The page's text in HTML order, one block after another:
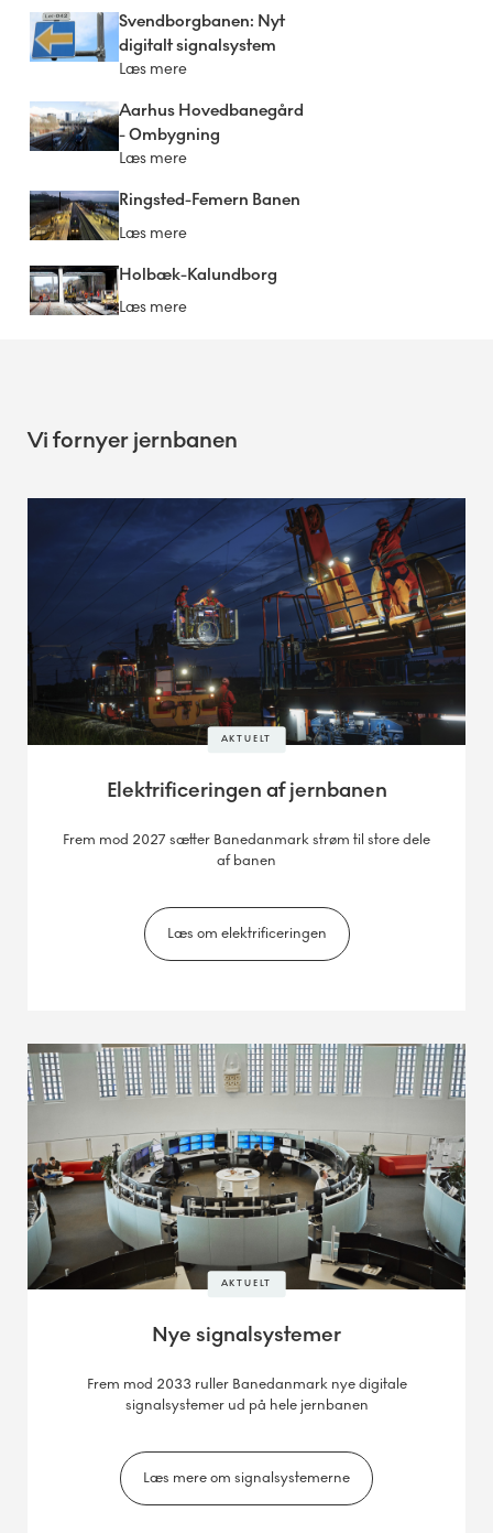
Svendborgbanen: Nyt
digitalt signalsystem
Læs mere
Aarhus Hovedbanegård
- Ombygning
Læs mere
Ringsted-Femern Banen
Læs mere
Holbæk-Kalundborg
Læs mere
Vi fornyer jernbanen
AKTUELT
Elektrificeringen af jernbanen
Frem mod 2027 sætter Banedanmark strøm til store dele
af banen
Læs om elektrificeringen
AKTUELT
Nye signalsystemer
Frem mod 2033 ruller Banedanmark nye digitale
signalsystemer ud på hele jernbanen
Læs mere om signalsystemerne